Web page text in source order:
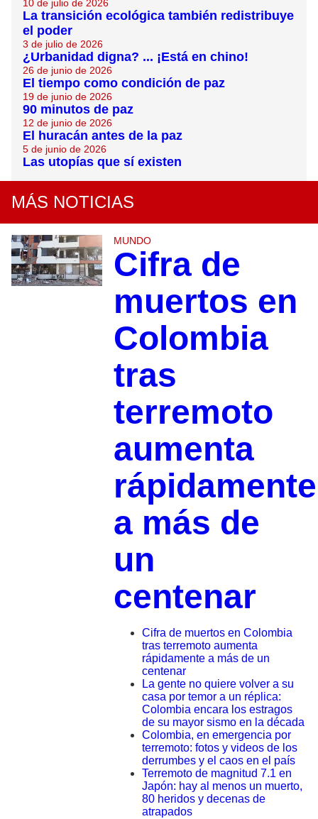
10 de julio de 2026
La transición ecológica también redistribuye
el poder
3 de julio de 2026
¿Urbanidad digna? ... ¡Está en chino!
26 de junio de 2026
El tiempo como condición de paz
19 de junio de 2026
90 minutos de paz
12 de junio de 2026
El huracán antes de la paz
5 de junio de 2026
Las utopías que sí existen
MÁS NOTICIAS
MUNDO
Cifra de
muertos en
Colombia
tras
terremoto
aumenta
rápidamente
a más de
un
centenar
Cifra de muertos en Colombia
tras terremoto aumenta
rápidamente a más de un
centenar
La gente no quiere volver a su
casa por temor a un réplica:
Colombia encara los estragos
de su mayor sismo en la década
Colombia, en emergencia por
terremoto: fotos y videos de los
derrumbes y el caos en el país
Terremoto de magnitud 7.1 en
Japón: hay al menos un muerto,
80 heridos y decenas de
atrapados